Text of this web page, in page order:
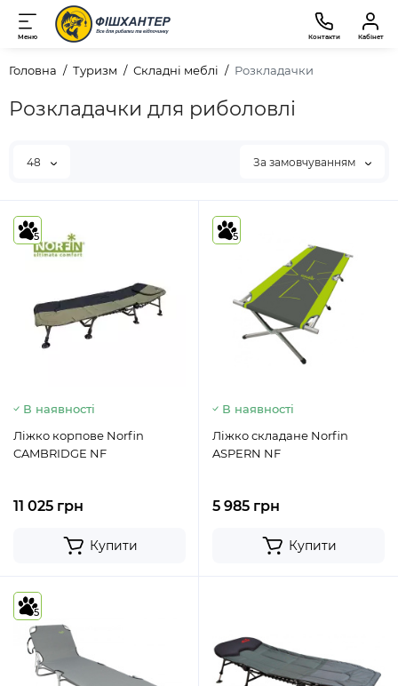
Меню Контакти Кабінет
Головна Туризм Складні меблі Розкладачки
Розкладачки для риболовлі
48 За замовчуванням
5
В наявності
Ліжко корпове Norfin
CAMBRIDGE NF
11 025 грн
Купити
5
В наявності
Ліжко складане Norfin
ASPERN NF
5 985 грн
Купити
5